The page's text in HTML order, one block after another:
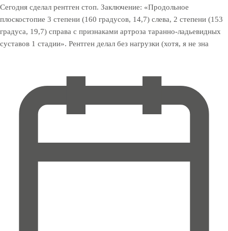
Сегодня сделал рентген стоп. Заключение: «Продольное
плоскостопие 3 степени (160 градусов, 14,7) слева, 2 степени (153
градуса, 19,7) справа с признаками артроза таранно-ладьевидных
суставов 1 стадии». Рентген делал без нагрузки (хотя, я не зна